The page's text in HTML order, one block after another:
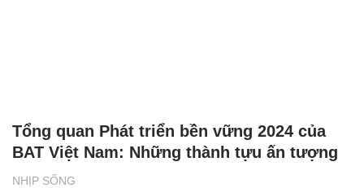
NHỊP SỐNG
Tổng quan Phát triển bền vững 2024 của
BAT Việt Nam: Những thành tựu ấn tượng